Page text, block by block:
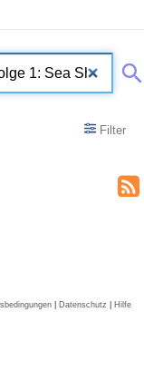
Filter
| Datenschutz | Hilfe